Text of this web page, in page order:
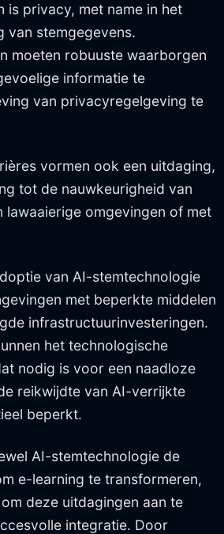
is privacy, met name in het
van stemgegevens.
moeten robuuste waarborgen
informatie te
van privacyregelgeving te
vormen ook een uitdaging,
tot de nauwkeurigheid van
lawaaierige omgevingen of met
van AI-stemtechnologie
met beperkte middelen
infrastructuurinvesteringen.
het technologische
nodig is voor een naadloze
reikwijdte van AI-verrijkte
beperkt.
AI-stemtechnologie de
e-learning te transformeren,
deze uitdagingen aan te
integratie. Door